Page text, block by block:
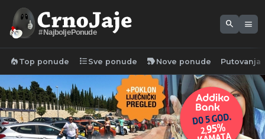
#NajboljePonude
search menu
local_fire_department Top ponude format_list_bulleted Sve ponude new_label Nove ponude Putovanja